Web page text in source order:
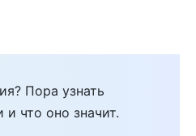
Пора узнать
что оно значит.